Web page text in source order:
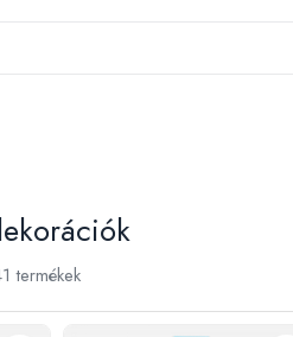
termékek